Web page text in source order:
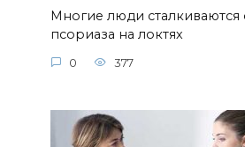
Многие люди
псориаза на локтях
0 377